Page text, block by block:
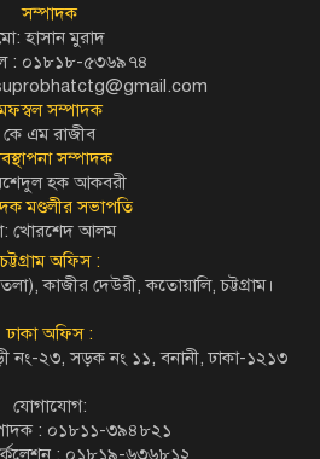
সম্পাদক
হাসান মুরাদ
: ০১৮১৮-৫৩৬৯৭৪
সম্পাদক
কে এম রাজীব
সম্পাদক
হক আকবরী
মণ্ডলীর সভাপতি
খোরশেদ আলম
চট্টগ্রাম অফিস :
কাজীর দেউরী, কতোয়ালি, চট্টগ্রাম।
ঢাকা অফিস :
নং-২৩, সড়ক নং ১১, বনানী, ঢাকা-১২১৩
যোগাযোগ:
: ০১৮১১-৩৯৪৮২১
: ০১৮১৯-৬৩৬৮১২